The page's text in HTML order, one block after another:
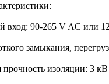
вход: 90-265 V AC или
замыкания,
прочность изоляции: 3